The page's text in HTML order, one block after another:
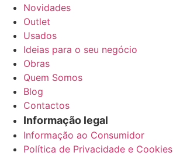
Novidades
Outlet
Usados
Ideias para o seu negócio
Obras
Quem Somos
Blog
Contactos
Informação legal
Informação ao Consumidor
Política de Privacidade e Cookies